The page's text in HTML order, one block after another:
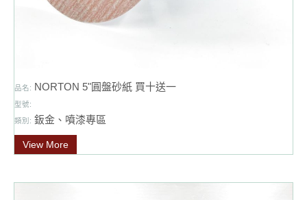
品名: NORTON 5"圓盤砂紙 買十送一
型號:
類別: 鈑金、噴漆專區
View More